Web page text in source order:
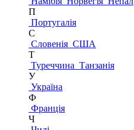
П
Португалія
С
Словенія США
Т
Туреччина Танзанія
У
Україна
Ф
Франція
Ч